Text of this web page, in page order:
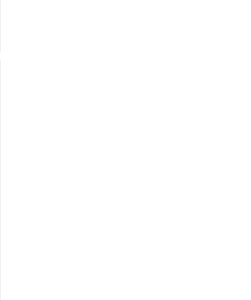
际上比较宽松，签证获得率也相对较高。这些因素使得留学变得轻松
探索欧洲其他国家提供了方便。想象一下，课余时间可以穿梭于法国
流，参加文化活动，都会使你的留学生活更加丰富、多彩。
供了难得的机会，丰富的历史文化、免费的艺术教育、友好的生活成
由。如果你正在考虑留学目的地，意大利将会是一个值得认真考虑的